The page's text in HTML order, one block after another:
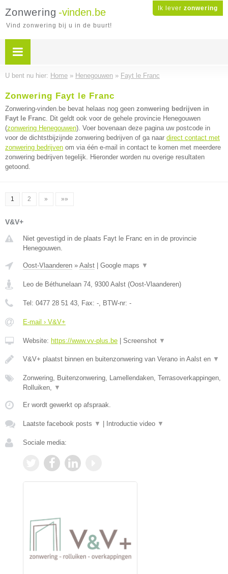
Ik lever zonwering
Zonwering -vinden.be
Vind zonwering bij u in de buurt!
U bent nu hier: Home » Henegouwen » Fayt le Franc
Zonwering Fayt le Franc
Zonwering-vinden.be bevat helaas nog geen zonwering bedrijven in
Fayt le Franc. Dit geldt ook voor de gehele provincie Henegouwen
(zonwering Henegouwen). Voer bovenaan deze pagina uw postcode in
voor de dichtstbijzijnde zonwering bedrijven of ga naar direct contact met
zonwering bedrijven om via één e-mail in contact te komen met meerdere
zonwering bedrijven tegelijk. Hieronder worden nu overige resultaten
getoond.
1 2 » »»
V&V+
Niet gevestigd in de plaats Fayt le Franc en in de provincie
Henegouwen.
Oost-Vlaanderen » Aalst Google maps ▼
Leo de Béthunelaan 74, 9300 Aalst (Oost-Vlaanderen)
Tel: 0477 28 51 43, Fax: -, BTW-nr: -
E-mail › V&V+
Website: https://www.vv-plus.be Screenshot ▼
V&V+ plaatst binnen en buitenzonwering van Verano in Aalst en ▼
Zonwering, Buitenzonwering, Lamellendaken, Terrasoverkappingen,
Rolluiken, ▼
Er wordt gewerkt op afspraak.
Laatste facebook posts ▼ Introductie video ▼
Sociale media: